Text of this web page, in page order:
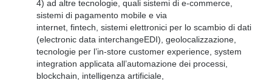
4) ad altre tecnologie, quali sistemi di e-commerce,
sistemi di pagamento mobile e via
internet, fintech, sistemi elettronici per lo scambio di dati
(electronic data interchangeEDI), geolocalizzazione,
tecnologie per l’in-store customer experience, system
integration applicata all’automazione dei processi,
blockchain, intelligenza artificiale,